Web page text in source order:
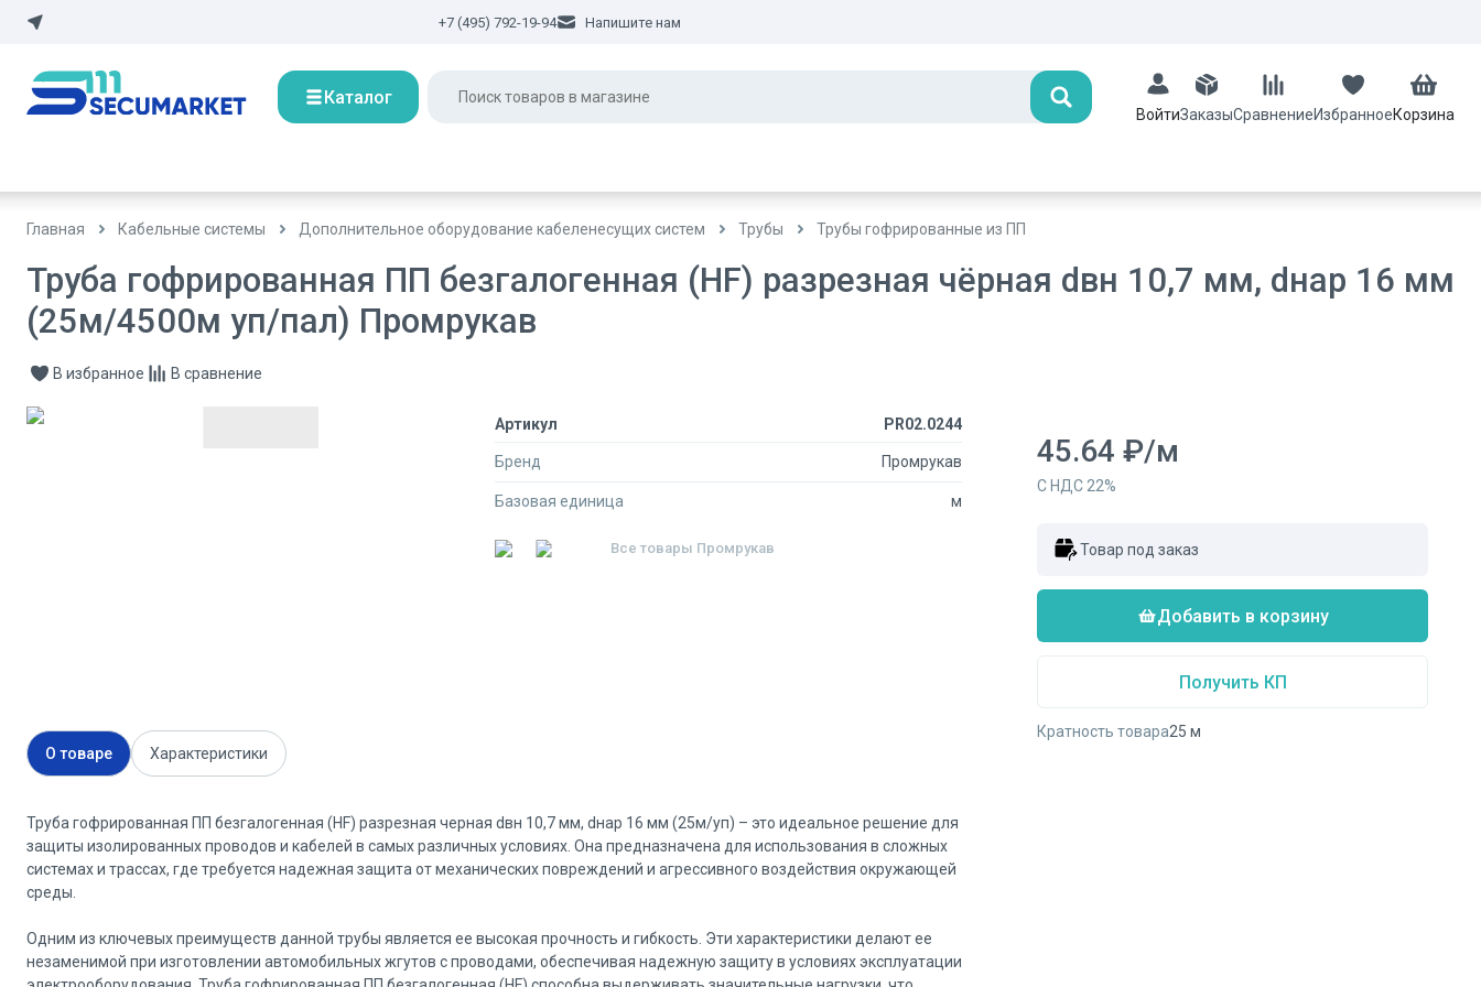
+7 (495) 792-19-94 Напишите нам
Каталог Поиск
ВойтиЗаказыСравнениеИзбранноеКорзина
Главная Кабельные системы Дополнительное оборудование кабеленесущих систем Трубы Трубы гофрированные из ПП
Труба гофрированная ПП безгалогенная (HF) разрезная чёрная dвн 10,7 мм, dнар 16 мм
(25м/4500м уп/пал) Промрукав
В избранное В сравнение
Артикул PR02.0244
Бренд Промрукав
Базовая единица м
Все товары Промрукав
О товаре Характеристики
Труба гофрированная ПП безгалогенная (HF) разрезная черная dвн 10,7 мм, dнар 16 мм (25м/уп) – это идеальное решение для
защиты изолированных проводов и кабелей в самых различных условиях. Она предназначена для использования в сложных
системах и трассах, где требуется надежная защита от механических повреждений и агрессивного воздействия окружающей
среды.
Одним из ключевых преимуществ данной трубы является ее высокая прочность и гибкость. Эти характеристики делают ее
незаменимой при изготовлении автомобильных жгутов с проводами, обеспечивая надежную защиту в условиях эксплуатации
45.64 ₽/м
С НДС 22%
Товар под заказ
Добавить в корзину
Получить КП
Кратность товара25 м